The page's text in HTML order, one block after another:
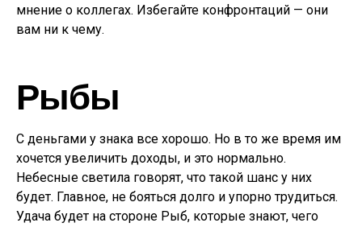
мнение о коллегах. Избегайте конфронтаций — они
вам ни к чему.
Рыбы
С деньгами у знака все хорошо. Но в то же время им
хочется увеличить доходы, и это нормально.
Небесные светила говорят, что такой шанс у них
будет. Главное, не бояться долго и упорно трудиться.
Удача будет на стороне Рыб, которые знают, чего